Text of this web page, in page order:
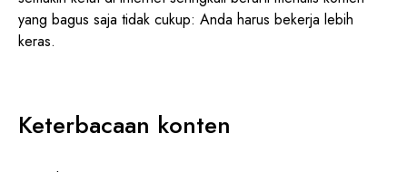
yang bagus saja tidak cukup: Anda harus bekerja lebih
keras.
Keterbacaan konten